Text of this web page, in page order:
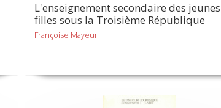
L'enseignement secondaire des jeunes
filles sous la Troisième République
Françoise Mayeur